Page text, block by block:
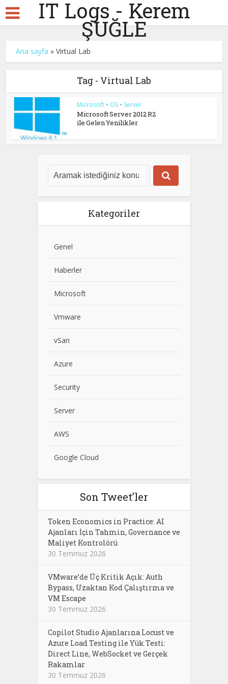
IT Logs - Kerem
ŞUĞLE
Ana sayfa »Virtual Lab
Tag - Virtual Lab
Microsoft • OS • Server
Microsoft Server 2012 R2
ile Gelen Yenilikler
Kategoriler
Genel
Haberler
Microsoft
Vmware
vSan
Azure
Security
Server
AWS
Google Cloud
Son Tweet’ler
Token Economics in Practice: AI
Ajanları İçin Tahmin, Governance ve
Maliyet Kontrolörü
30 Temmuz 2026
VMware’de Üç Kritik Açık: Auth
Bypass, Uzaktan Kod Çalıştırma ve
VM Escape
30 Temmuz 2026
Copilot Studio Ajanlarına Locust ve
Azure Load Testing ile Yük Testi:
Direct Line, WebSocket ve Gerçek
Rakamlar
30 Temmuz 2026